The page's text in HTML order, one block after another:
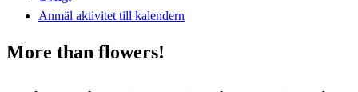
Anmäl aktivitet till kalendern
More than flowers!